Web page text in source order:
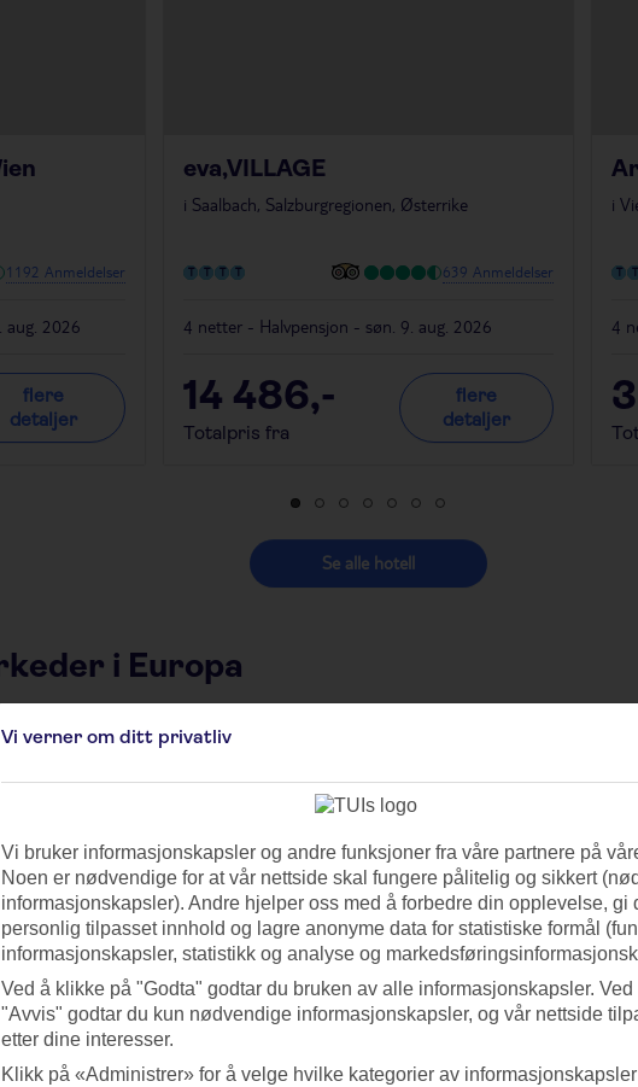
1192 Anmeldelser
2026
flere
detaljer
eva,VILLAGE
i Saalbach, Salzburgregionen, Østerrike
639 Anmeldelser
4 netter - Halvpensjon - søn. 9. aug. 2026
14 486,-
Totalpris fra
flere
detaljer
i
4
Se alle hotell
i Europa
Polen
Vi verner om ditt privatliv
Vi bruker informasjonskapsler og andre funksjoner fra våre partnere på
Noen er nødvendige for at vår nettside skal fungere pålitelig og sikkert
informasjonskapsler). Andre hjelper oss med å forbedre din opplevelse, gi
personlig tilpasset innhold og lagre anonyme data for statistiske formål
informasjonskapsler, statistikk og analyse og
Ved å klikke på "Godta" godtar du bruken av alle informasjonskapsler.
"Avvis" godtar du kun nødvendige informasjonskapsler, og vår nettside
etter dine interesser.
Klikk på «Administrer» for å velge hvilke kategorier av